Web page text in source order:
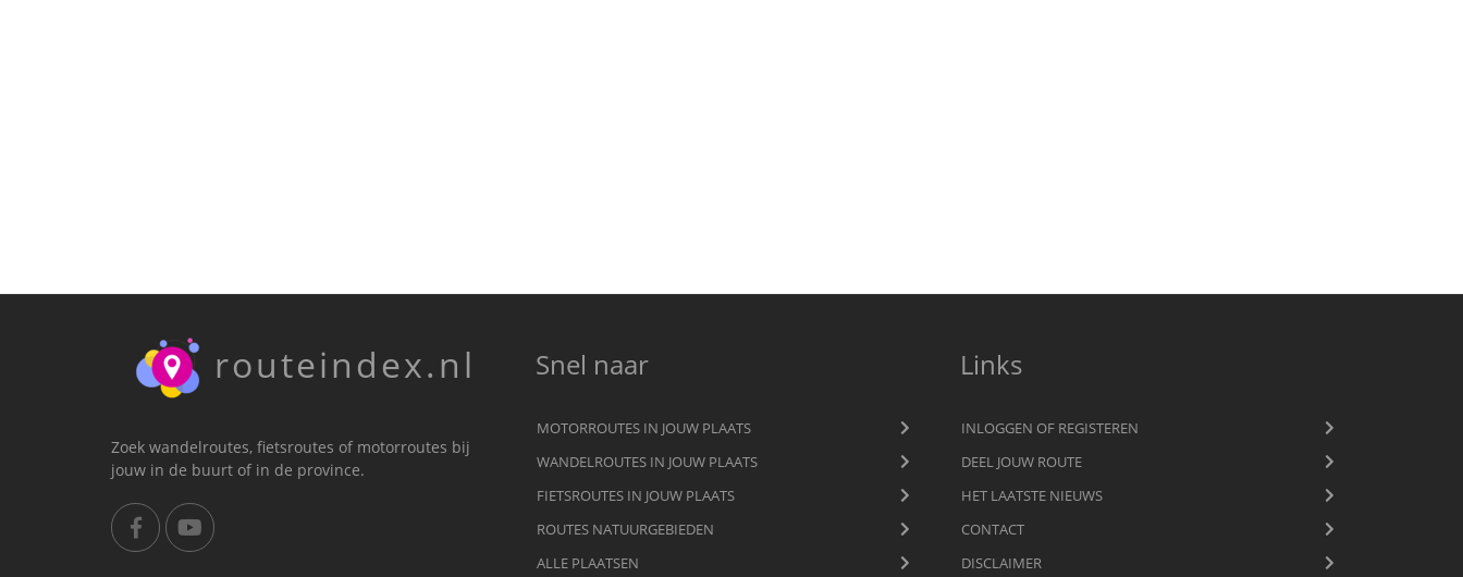
routeindex.nl
Zoek wandelroutes, fietsroutes of motorroutes bij
jouw in de buurt of in de province.
Snel naar
MOTORROUTES IN JOUW PLAATS
WANDELROUTES IN JOUW PLAATS
FIETSROUTES IN JOUW PLAATS
ROUTES NATUURGEBIEDEN
ALLE PLAATSEN
Links
INLOGGEN OF REGISTEREN
DEEL JOUW ROUTE
HET LAATSTE NIEUWS
CONTACT
DISCLAIMER